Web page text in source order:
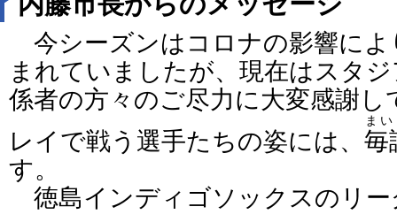
今シーズンはコロナの影響によ
まれていましたが、現在はスタ
係者の方々のご尽力に大変感謝
レイで戦う選手たちの姿には、 毎
ま
す。
徳島インディゴソックスのリー